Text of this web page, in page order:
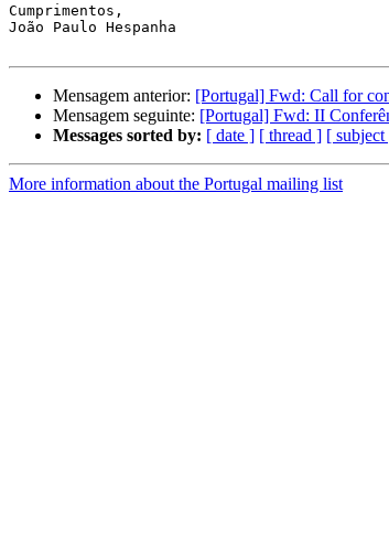
Cumprimentos,
João Paulo Hespanha
Mensagem anterior: [Portugal] Fwd: Call for
Mensagem seguinte: [Portugal] Fwd: II
Messages sorted by: [ date ] [ thread ] [ subject
More information about the Portugal mailing list